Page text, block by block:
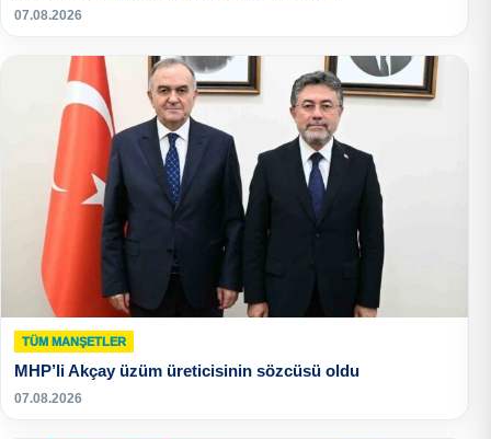
07.08.2026
TÜM MANŞETLER
MHP’li Akçay üzüm üreticisinin sözcüsü oldu
07.08.2026